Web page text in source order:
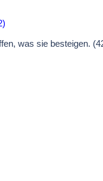
was sie besteigen.